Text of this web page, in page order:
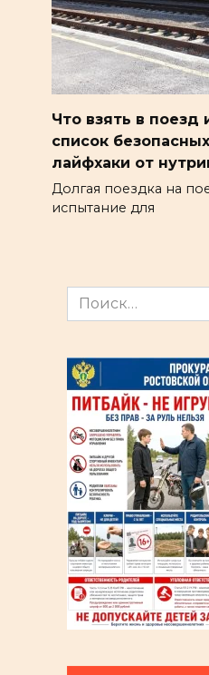
Что взять в поезд
список
лайфхаки от
Долгая поездка на
испытание для
Search
for: